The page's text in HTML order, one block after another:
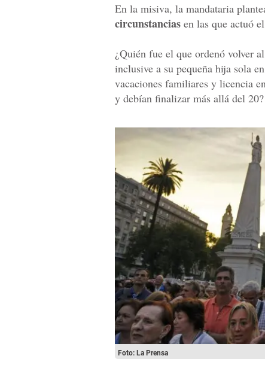
En la misiva, la mandataria
circunstancias en las que actuó
¿Quién fue el que ordenó volver
inclusive a su pequeña hija sola
vacaciones familiares y licencia
y debían finalizar más allá del 20?
Foto: La Prensa